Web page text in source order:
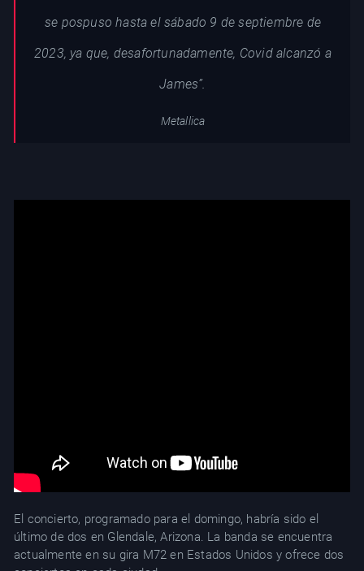
se pospuso hasta el sábado 9 de septiembre de
2023, ya que, desafortunadamente, Covid alcanzó a
James”.
Metallica
El concierto, programado para el domingo, habría sido el
último de dos en Glendale, Arizona. La banda se encuentra
actualmente en su gira M72 en Estados Unidos y ofrece dos